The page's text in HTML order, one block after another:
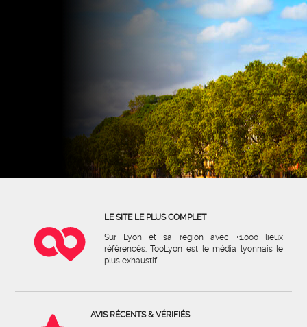
LE SITE LE PLUS COMPLET
Sur Lyon et sa région avec +1.000 lieux
référencés. TooLyon est le média lyonnais le
plus exhaustif.
AVIS RÉCENTS & VÉRIFIÉS